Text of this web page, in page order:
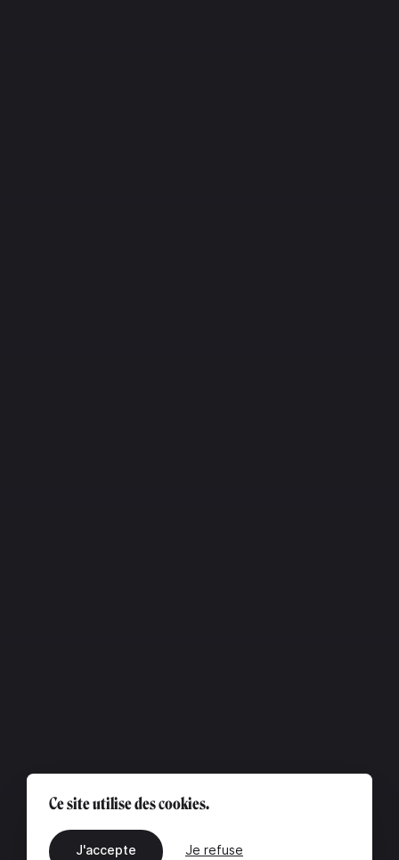
Ce site utilise des cookies.
J'accepte Je refuse